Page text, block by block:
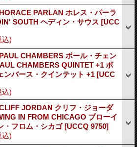
PARLAN ホレス・パーラ
SOUTH ヘディン・サウス [UCC
込)
CHAMBERS ポール・チェン
CHAMBERS QUINTET +1 ポ
ンバース・クインテット +1 [UCC
込)
JORDAN クリフ・ジョーダ
IN FROM CHICAGO ブローイ
・フロム・シカゴ[UCCQ 9750]
込)